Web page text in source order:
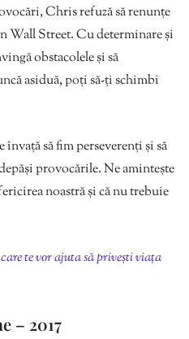
Chris refuză să renunțe
Wall Street. Cu determinare și
obstacolele și să
asiduă, poți să-ți schimbi
să fim perseverenți și să
provocările. Ne amintește
noastră și că nu trebuie
te vor ajuta să privești viața
– 2017